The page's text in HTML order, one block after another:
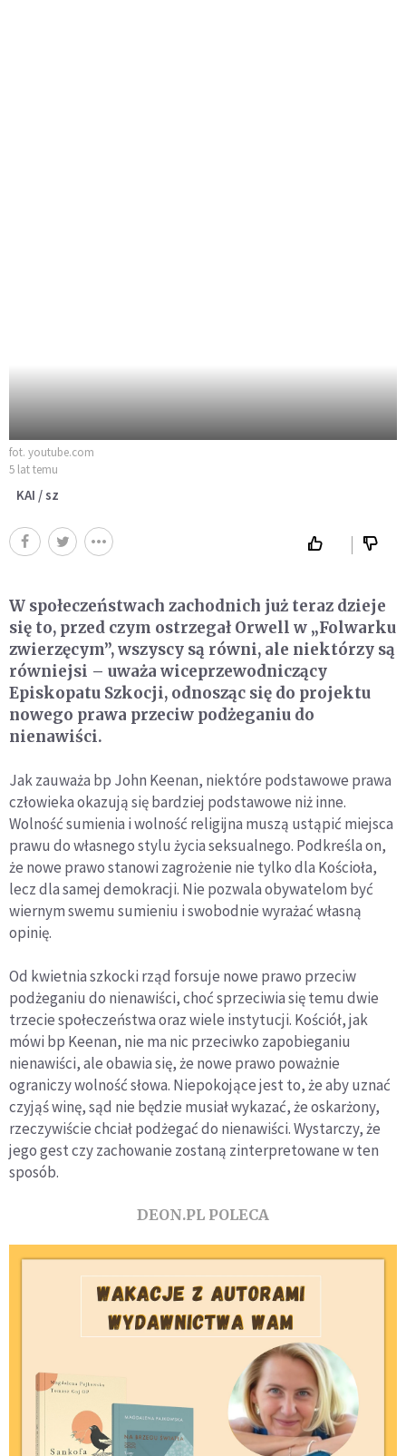
fot. youtube.com
5 lat temu
KAI / sz
W społeczeństwach zachodnich już teraz dzieje
się to, przed czym ostrzegał Orwell w „Folwarku
zwierzęcym”, wszyscy są równi, ale niektórzy są
równiejsi – uważa wiceprzewodniczący
Episkopatu Szkocji, odnosząc się do projektu
nowego prawa przeciw podżeganiu do
nienawiści.
Jak zauważa bp John Keenan, niektóre podstawowe prawa
człowieka okazują się bardziej podstawowe niż inne.
Wolność sumienia i wolność religijna muszą ustąpić miejsca
prawu do własnego stylu życia seksualnego. Podkreśla on,
że nowe prawo stanowi zagrożenie nie tylko dla Kościoła,
lecz dla samej demokracji. Nie pozwala obywatelom być
wiernym swemu sumieniu i swobodnie wyrażać własną
opinię.
Od kwietnia szkocki rząd forsuje nowe prawo przeciw
podżeganiu do nienawiści, choć sprzeciwia się temu dwie
trzecie społeczeństwa oraz wiele instytucji. Kościół, jak
mówi bp Keenan, nie ma nic przeciwko zapobieganiu
nienawiści, ale obawia się, że nowe prawo poważnie
ograniczy wolność słowa. Niepokojące jest to, że aby uznać
czyjąś winę, sąd nie będzie musiał wykazać, że oskarżony,
rzeczywiście chciał podżegać do nienawiści. Wystarczy, że
jego gest czy zachowanie zostaną zinterpretowane w ten
sposób.
DEON.PL POLECA